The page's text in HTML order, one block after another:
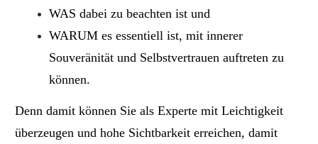
WAS dabei zu beachten ist und
WARUM es essentiell ist, mit innerer
Souveränität und Selbstvertrauen auftreten zu
können.
Denn damit können Sie als Experte mit Leichtigkeit
überzeugen und hohe Sichtbarkeit erreichen, damit